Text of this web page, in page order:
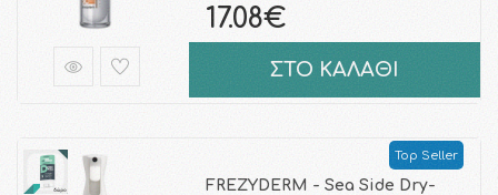
17.08€
ΣΤΟ ΚΑΛΑΘΙ
Top Seller
FREZYDERM - Sea Side Dry-